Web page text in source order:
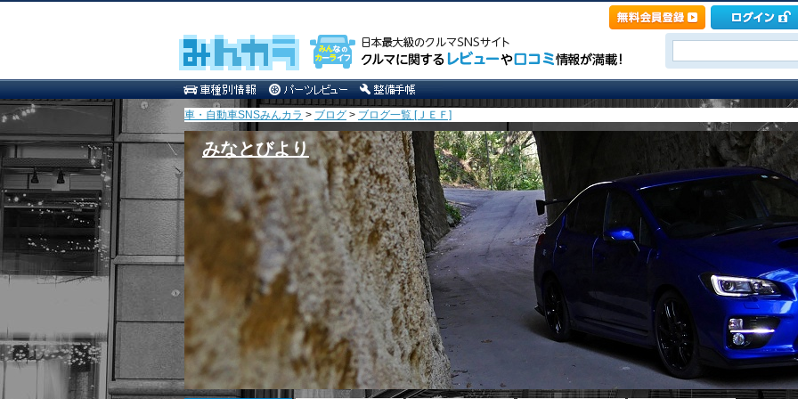
車・自動車SNSみんカラ > ブログ > ブログ一覧 [ＪＥＦ]
みなとびより